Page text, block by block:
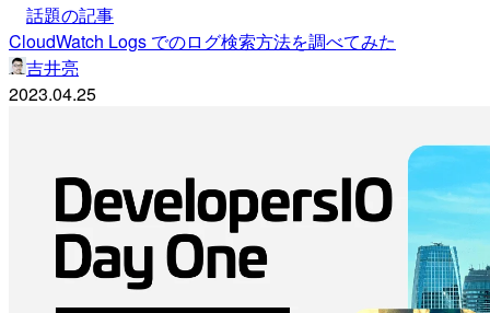
話題の記事
CloudWatch Logs でのログ検索方法を調べてみた
吉井亮
2023.04.25